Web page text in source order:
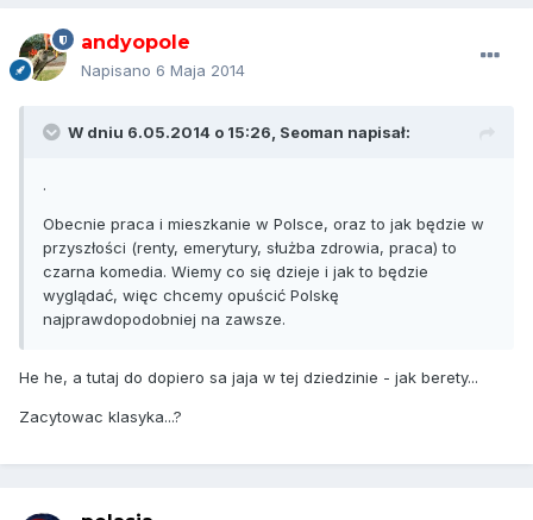
andyopole
Napisano 6 Maja 2014
W dniu 6.05.2014 o 15:26, Seoman napisał:
.
Obecnie praca i mieszkanie w Polsce, oraz to jak będzie w
przyszłości (renty, emerytury, służba zdrowia, praca) to
czarna komedia. Wiemy co się dzieje i jak to będzie
wyglądać, więc chcemy opuścić Polskę
najprawdopodobniej na zawsze.
He he, a tutaj do dopiero sa jaja w tej dziedzinie - jak berety...
Zacytowac klasyka...?